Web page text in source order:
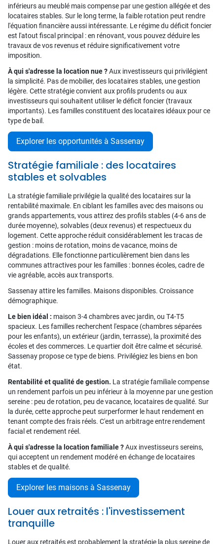
inférieurs au meublé mais compense par une gestion allégée et des
locataires stables. Sur le long terme, la faible rotation peut rendre
l'équation financière aussi intéressante. Le régime du déficit foncier
est l'atout fiscal principal : en rénovant, vous pouvez déduire les
travaux de vos revenus et réduire significativement votre
imposition.
À qui s'adresse la location nue ?Aux investisseurs qui privilégient
la simplicité. Pas de mobilier, des locataires stables, une gestion
légère. Cette stratégie convient aux profils prudents ou aux
investisseurs qui souhaitent utiliser le déficit foncier (travaux
importants). Les familles constituent des locataires idéaux pour ce
type de bail.
Explorer les opportunités à Sassenay
Stratégie familiale : des locataires
stables et solvables
La stratégie familiale privilégie la qualité des locataires sur la
rentabilité maximale. En ciblant les familles avec des maisons ou
grands appartements, vous attirez des profils stables (4-6 ans de
durée moyenne), solvables (deux revenus) et respectueux du
logement. Cette approche réduit considérablement les tracas de
gestion : moins de rotation, moins de vacance, moins de
dégradations. Elle fonctionne particulièrement bien dans les
communes attractives pour les familles : bonnes écoles, cadre de
vie agréable, accès aux transports.
Sassenay attire les familles. Maisons disponibles. Croissance
démographique.
Le bien idéal : maison 3-4 chambres avec jardin, ou T4-T5
spacieux. Les familles recherchent l'espace (chambres séparées
pour les enfants), un extérieur (jardin, terrasse), la proximité des
écoles et des commerces. Le quartier doit être calme et sécurisé.
Sassenay propose ce type de biens. Privilégiez les biens en bon
état.
Rentabilité et qualité de gestion. La stratégie familiale compense
un rendement parfois un peu inférieur à la moyenne par une gestion
sereine : peu de rotation, peu de vacance, locataires de qualité. Sur
la durée, cette approche peut surperformer le haut rendement en
tenant compte des frais réels. C'est un arbitrage entre rendement
facial et rendement réel.
À qui s'adresse la location familiale ?Aux investisseurs sereins,
qui acceptent un rendement modéré en échange de locataires
stables et de qualité.
Explorer les maisons à Sassenay
Louer aux retraités : l'investissement
tranquille
Louer aux retraités est probablement la stratégie la plus sereine de